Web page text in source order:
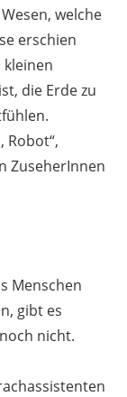
welche
erschien
kleinen
die Erde zu
Robot“,
ZuseherInnen
Menschen
gibt es
nicht.